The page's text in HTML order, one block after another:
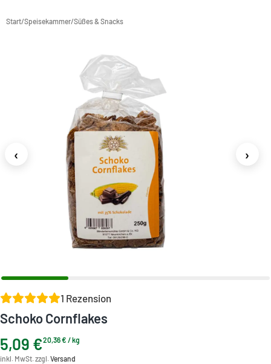
Start/Speisekammer/Süßes & Snacks
‹ ›
1 Rezension
Schoko Cornflakes
5,09 €20,36€ /kg
inkl. MwSt. zzgl.Versand